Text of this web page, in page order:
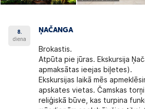
8.
diena
ŅAČANGA
Brokastis.
Atpūta pie jūras. Ekskursija
apmaksātas ieejas biļetes).
Ekskursijas laikā mēs
apskates vietas. Čamskas
reliģiskā būve, kas turpina